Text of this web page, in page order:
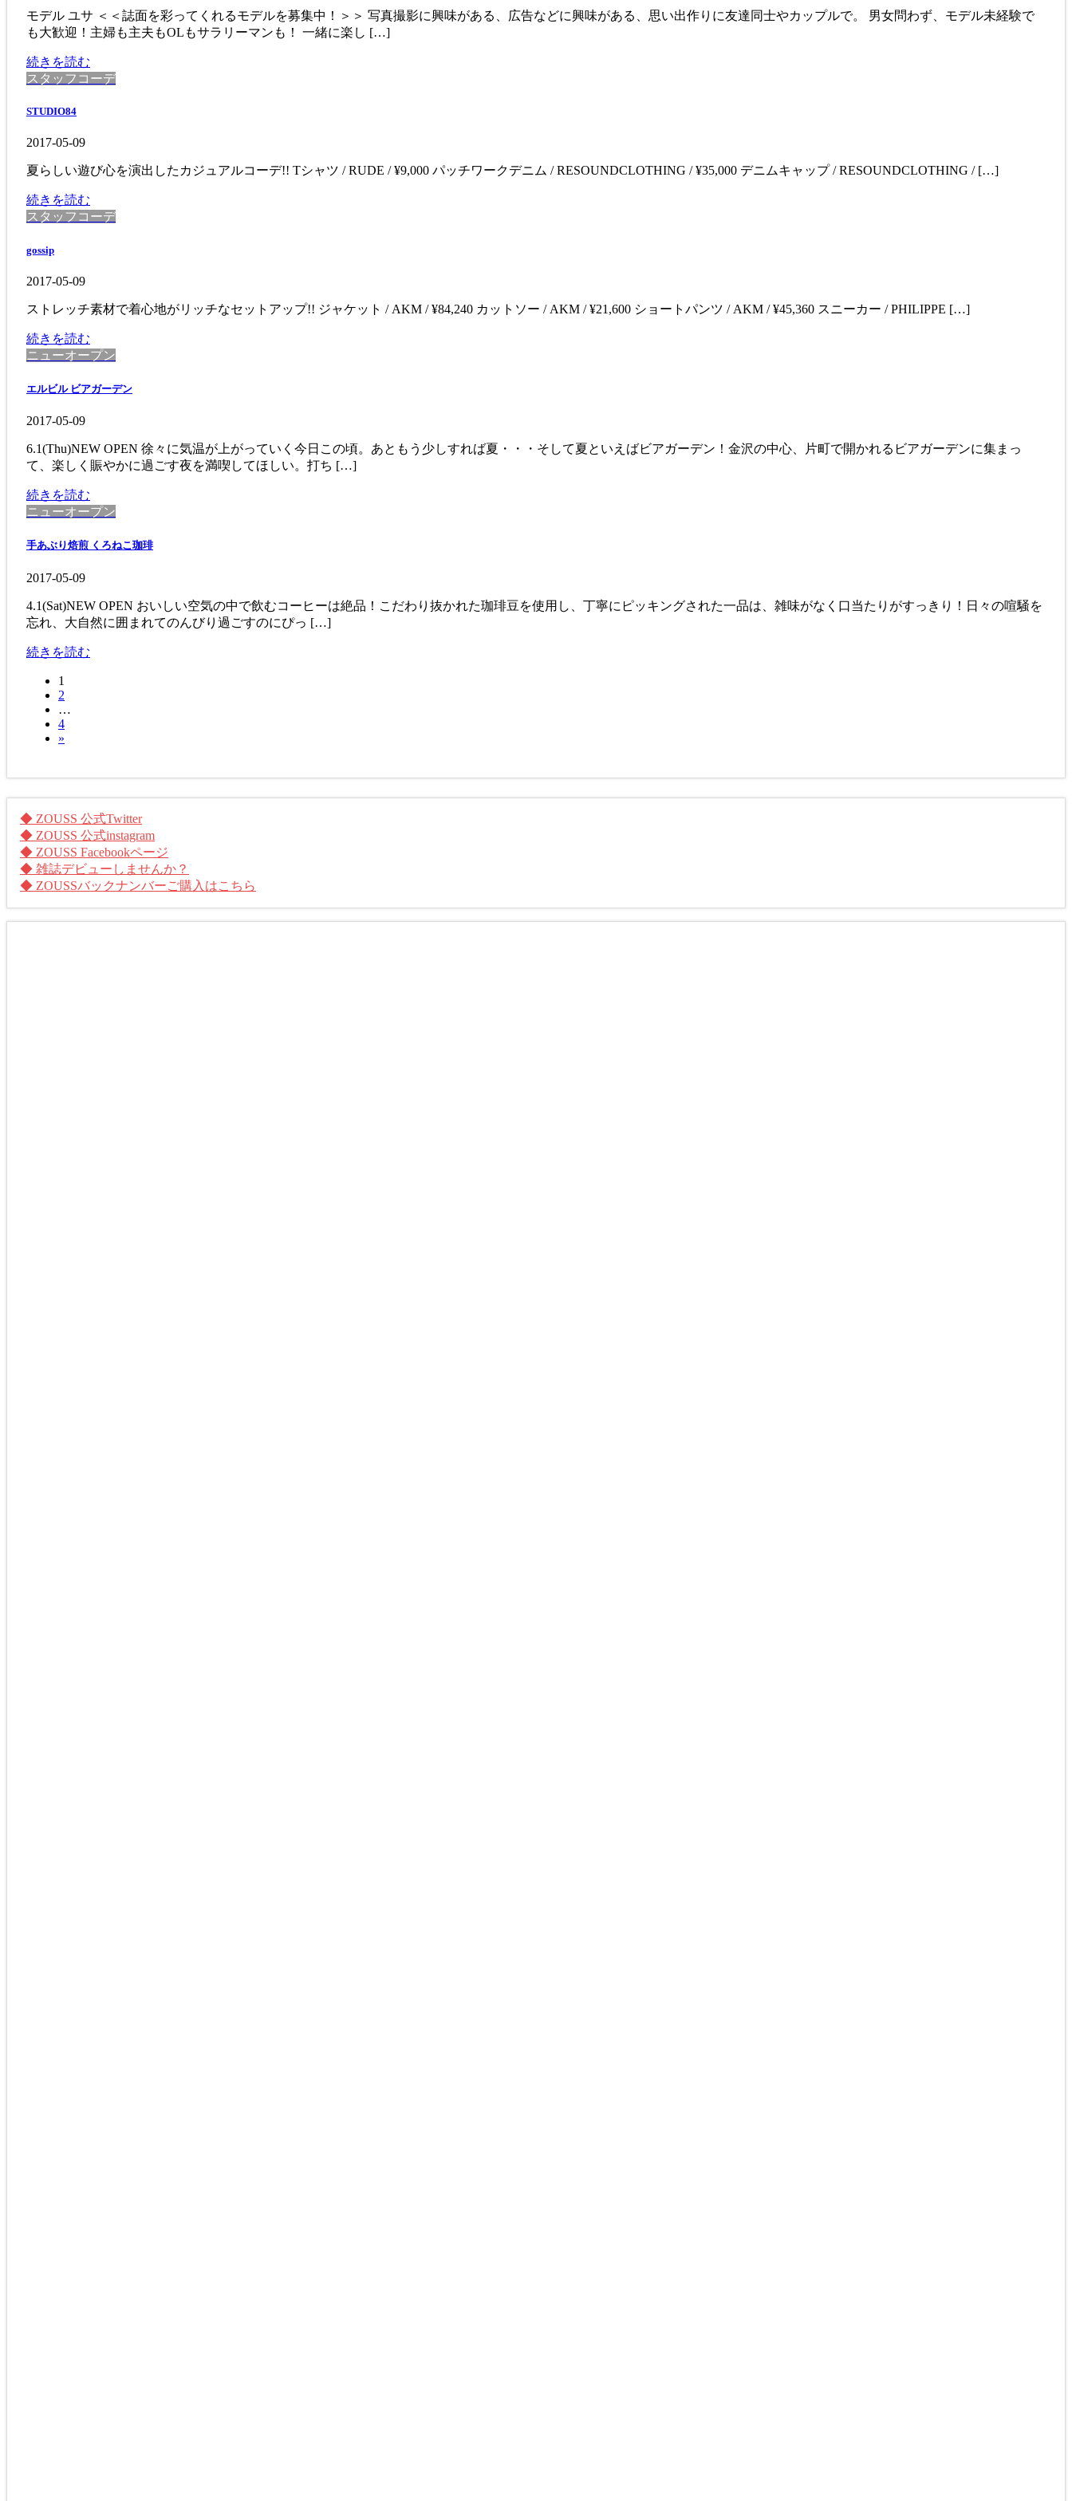
モデル ユサ ＜＜誌面を彩ってくれるモデルを募集中！＞＞ 写真撮影に興味がある、広告などに興味がある、思い出作りに友達同士やカップルで。 男女問わず、モデル未経験で
も大歓迎！主婦も主夫もOLもサラリーマンも！ 一緒に楽し […]
続きを読む
スタッフコーデ
STUDIO84
2017-05-09
夏らしい遊び心を演出したカジュアルコーデ!! Tシャツ / RUDE / ¥9,000 パッチワークデニム / RESOUNDCLOTHING / ¥35,000 デニムキャップ / RESOUNDCLOTHING / […]
続きを読む
スタッフコーデ
gossip
2017-05-09
ストレッチ素材で着心地がリッチなセットアップ!! ジャケット / AKM / ¥84,240 カットソー / AKM / ¥21,600 ショートパンツ / AKM / ¥45,360 スニーカー / PHILIPPE […]
続きを読む
ニューオープン
エルビル ビアガーデン
2017-05-09
6.1(Thu)NEW OPEN 徐々に気温が上がっていく今日この頃。あともう少しすれば夏・・・そして夏といえばビアガーデン！金沢の中心、片町で開かれるビアガーデンに集まっ
て、楽しく賑やかに過ごす夜を満喫してほしい。打ち […]
続きを読む
ニューオープン
手あぶり焙煎 くろねこ珈琲
2017-05-09
4.1(Sat)NEW OPEN おいしい空気の中で飲むコーヒーは絶品！こだわり抜かれた珈琲豆を使用し、丁寧にピッキングされた一品は、雑味がなく口当たりがすっきり！日々の喧騒を
忘れ、大自然に囲まれてのんびり過ごすのにぴっ […]
続きを読む
ジ
送
り
固
定
ペ
ー
ジ
1
固
定
ペ
ー
2
…
固
定
4
»
◆ ZOUSS 公式Twitter
◆ ZOUSS 公式instagram
◆ ZOUSS Facebookページ
◆ 雑誌デビューしませんか？
◆ ZOUSSバックナンバーご購入はこちら